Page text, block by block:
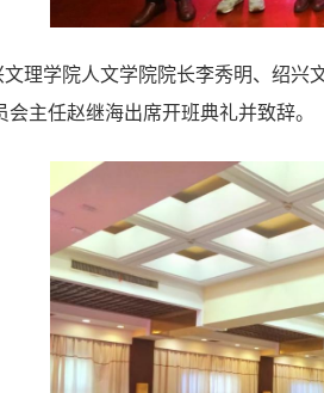
理学院人文学院院长李秀明、绍
主任赵继海出席开班典礼并致辞。